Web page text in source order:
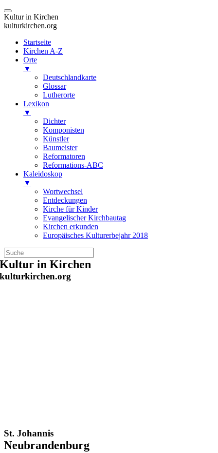
Kultur in Kirchen
kulturkirchen.org
Startseite
Kirchen A-Z
Orte
▼
Deutschlandkarte
Glossar
Lutherorte
Lexikon
▼
Dichter
Komponisten
Künstler
Baumeister
Reformatoren
Reformations-ABC
Kaleidoskop
▼
Wortwechsel
Entdeckungen
Kirche für Kinder
Evangelischer Kirchbautag
Kirchen erkunden
Europäisches Kulturerbejahr 2018
Zum
Inhalt
springen
Kultur in Kirchen
kulturkirchen.org
St. Johannis
Neubrandenburg